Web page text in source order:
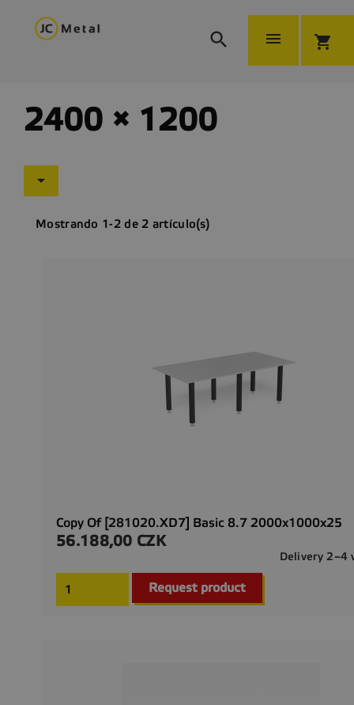
  shopping_cart
2400 × 1200

Mostrando 1-2 de 2 artículo(s)
Copy Of [281020.XD7] Basic 8.7 2000x1000x25
Precio
56.188,00 CZK
Delivery 2–4
Request product